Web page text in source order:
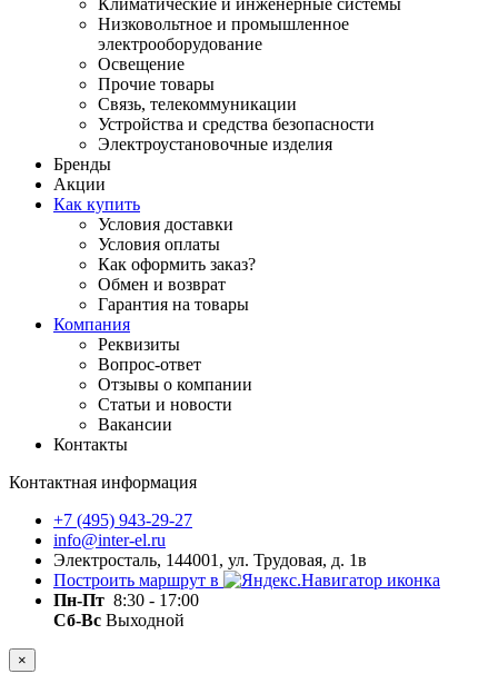
Низковольтное и промышленное
электрооборудование
Освещение
Прочие товары
Связь, телекоммуникации
Устройства и средства безопасности
Электроустановочные изделия
Бренды
Акции
Как купить
Условия доставки
Условия оплаты
Как оформить заказ?
Обмен и возврат
Гарантия на товары
Компания
Реквизиты
Вопрос-ответ
Отзывы о компании
Статьи и новости
Вакансии
Контакты
Контактная информация
+7 (495) 943-29-27
info@inter-el.ru
Электросталь, 144001, ул. Трудовая, д. 1в
Построить маршрут в
Пн-Пт 8:30 - 17:00
Сб-Вс Выходной
×